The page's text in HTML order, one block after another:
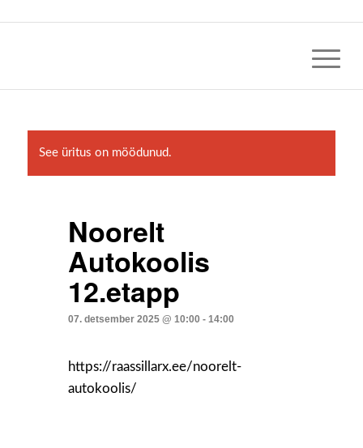
See üritus on möödunud.
Noorelt
Autokoolis
12.etapp
07. detsember 2025 @ 10:00 - 14:00
https://raassillarx.ee/noorelt-
autokoolis/